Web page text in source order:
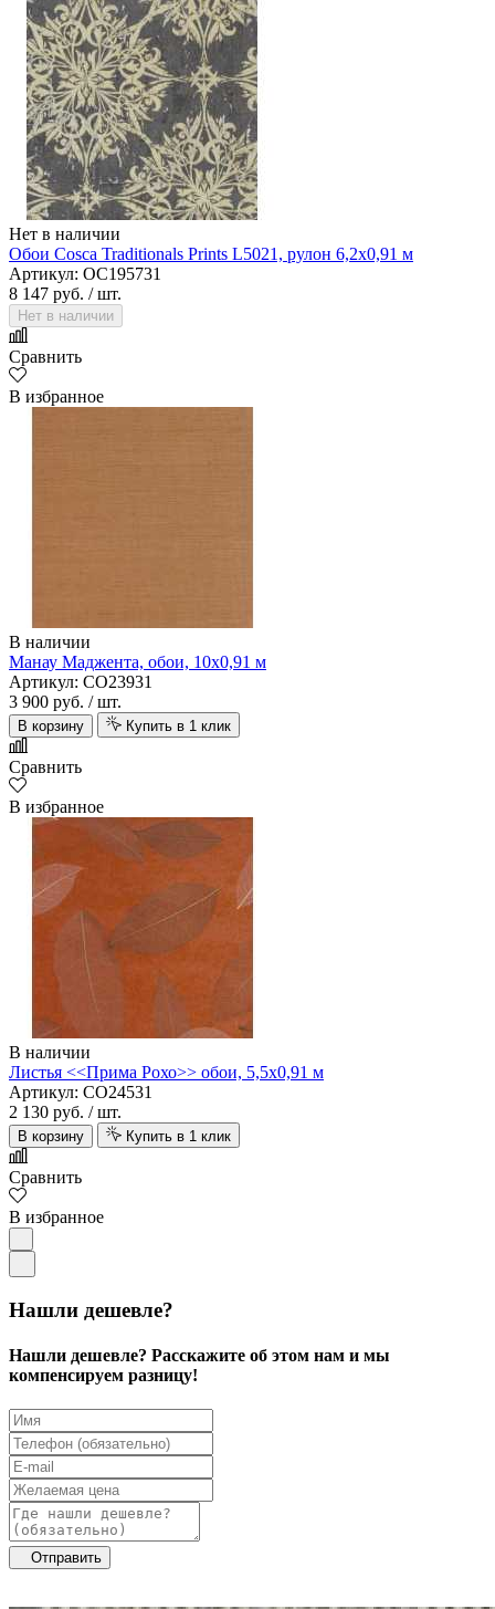
Нет в наличии
Обои Cosca Traditionals Prints L5021, рулон 6,2х0,91 м
Артикул: OC195731
8 147 руб. / шт.
Нет в наличии
Сравнить
В избранное
В наличии
Манау Маджента, обои, 10х0,91 м
Артикул: CO23931
3 900 руб. / шт.
В корзину Купить в 1 клик
Сравнить
В избранное
В наличии
Листья <<Прима Рохо>> обои, 5,5х0,91 м
Артикул: CO24531
2 130 руб. / шт.
В корзину Купить в 1 клик
Сравнить
В избранное
Нашли дешевле?
Нашли дешевле? Расскажите об этом нам и мы
компенсируем разницу!
Отправить